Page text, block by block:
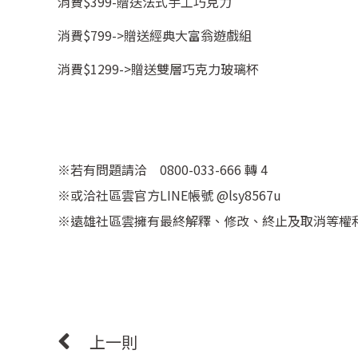
消費$799->贈送經典大富翁遊戲組
消費$1299->贈送雙層巧克力玻璃杯
※若有問題請洽 0800-033-666 轉 4
※或洽社區雲官方LINE帳號@lsy8567u
※遠雄社區雲擁有最終解釋、修改、終止及取消等權
上一則